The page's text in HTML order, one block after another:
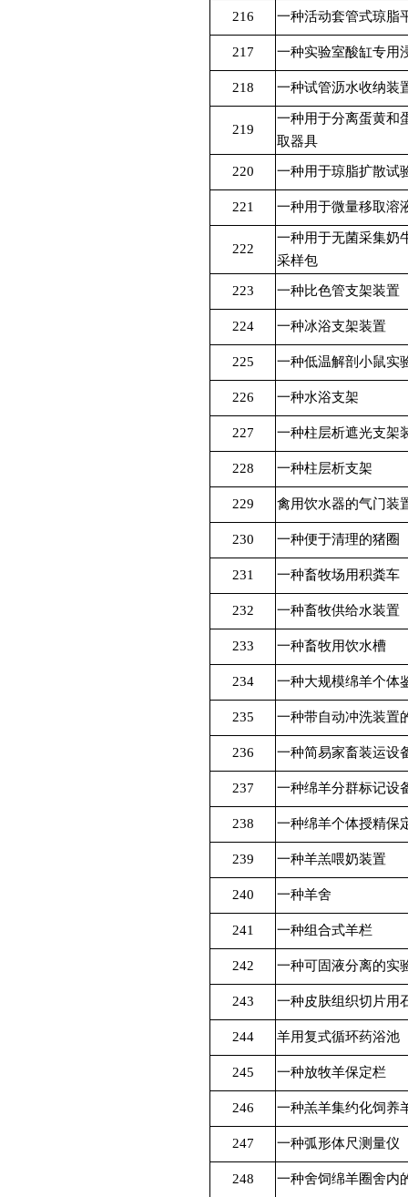
216 一种活动套管式琼脂
217 一种实验室酸缸专用
218 一种试管沥水收纳装
219
一种用于分离蛋黄和
取器具
220 一种用于琼脂扩散试
221 一种用于微量移取溶
222
一种用于无菌采集奶
采样包
223 一种比色管支架装置
224 一种冰浴支架装置
225 一种低温解剖小鼠实
226 一种水浴支架
227 一种柱层析遮光支架
228 一种柱层析支架
229 禽用饮水器的气门装
230 一种便于清理的猪圈
231 一种畜牧场用积粪车
232 一种畜牧供给水装置
233 一种畜牧用饮水槽
234 一种大规模绵羊个体
235 一种带自动冲洗装置
236 一种简易家畜装运设
237 一种绵羊分群标记设
238 一种绵羊个体授精保
239 一种羊羔喂奶装置
240 一种羊舍
241 一种组合式羊栏
242 一种可固液分离的实
243 一种皮肤组织切片用
244 羊用复式循环药浴池
245 一种放牧羊保定栏
246 一种羔羊集约化饲养
247 一种弧形体尺测量仪
248 一种舍饲绵羊圈舍内